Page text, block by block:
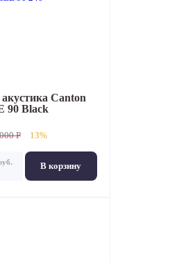
Canton
90 Black
P 13%
В корзину